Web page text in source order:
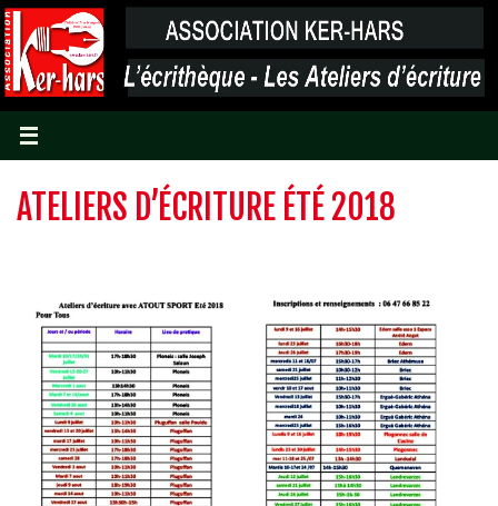
Passer
vers
le
contenu
ATELIERS D’ÉCRITURE ÉTÉ 2018